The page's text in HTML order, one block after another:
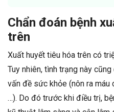
Chẩn đoán bệnh
trên
Xuất huyết tiêu hóa trên có
Tuy nhiên, tình trạng này
vấn đề sức khỏe (nôn ra máu
…). Do đó trước khi điều trị,